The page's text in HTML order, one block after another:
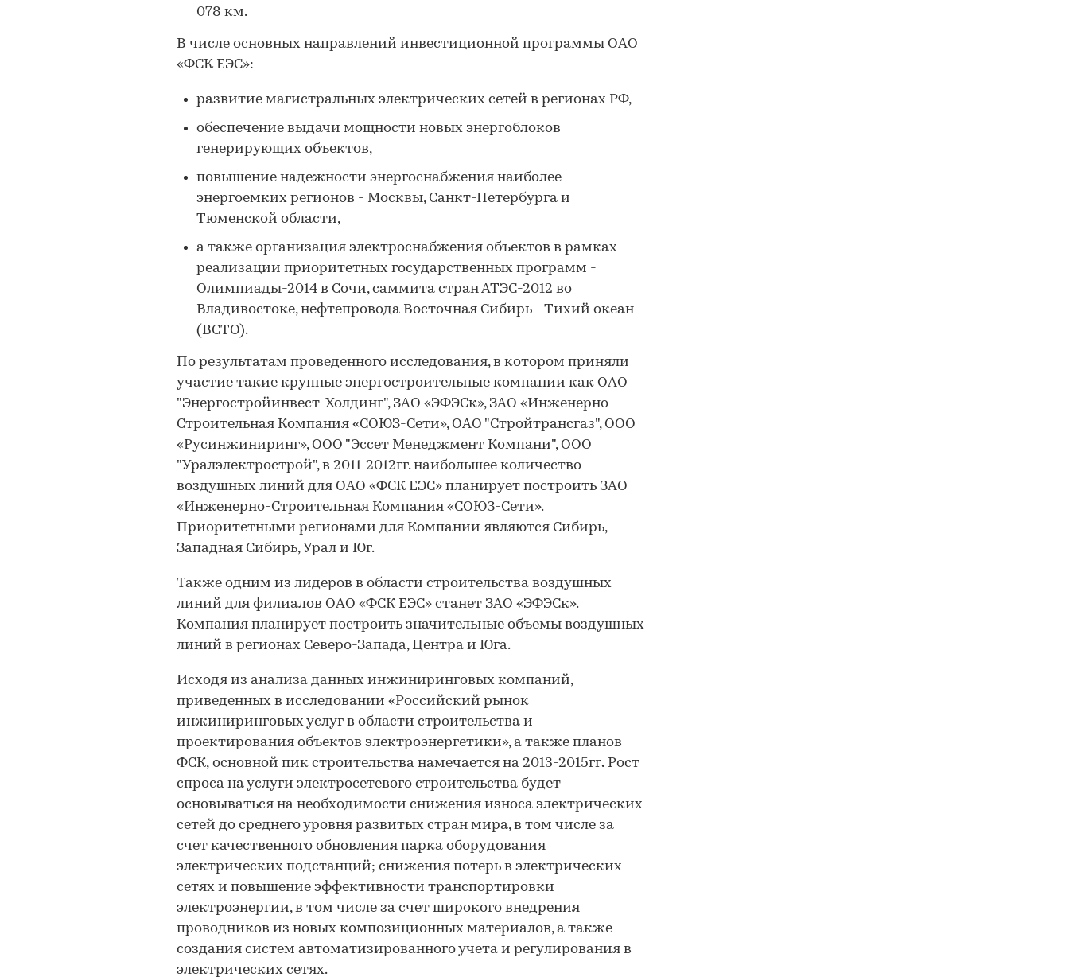
078 км.
В числе основных направлений инвестиционной программы ОАО
«ФСК ЕЭС»:
развитие магистральных электрических сетей в регионах РФ,
обеспечение выдачи мощности новых энергоблоков
генерирующих объектов,
повышение надежности энергоснабжения наиболее
энергоемких регионов - Москвы, Санкт-Петербурга и
Тюменской области,
а также организация электроснабжения объектов в рамках
реализации приоритетных государственных программ -
Олимпиады-2014 в Сочи, саммита стран АТЭС-2012 во
Владивостоке, нефтепровода Восточная Сибирь - Тихий океан
(ВСТО).
По результатам проведенного исследования, в котором приняли
участие такие крупные энергостроительные компании как ОАО
"Энергостройинвест-Холдинг", ЗАО «ЭФЭСк», ЗАО «Инженерно-
Строительная Компания «СОЮЗ-Сети», ОАО "Cтройтрансгаз", ООО
«Русинжиниринг», ООО "Эссет Менеджмент Компани", ООО
"Уралэлектрострой", в 2011-2012гг. наибольшее количество
воздушных линий для ОАО «ФСК ЕЭС» планирует построить ЗАО
«Инженерно-Строительная Компания «СОЮЗ-Сети».
Приоритетными регионами для Компании являются Сибирь,
Западная Сибирь, Урал и Юг.
Также одним из лидеров в области строительства воздушных
линий для филиалов ОАО «ФСК ЕЭС» станет ЗАО «ЭФЭСк».
Компания планирует построить значительные объемы воздушных
линий в регионах Северо-Запада, Центра и Юга.
Исходя из анализа данных инжиниринговых компаний,
приведенных в исследовании «Российский рынок
инжиниринговых услуг в области строительства и
проектирования объектов электроэнергетики», а также планов
ФСК, основной пик строительства намечается на 2013-2015гг. Рост
спроса на услуги электросетевого строительства будет
основываться на необходимости снижения износа электрических
сетей до среднего уровня развитых стран мира, в том числе за
счет качественного обновления парка оборудования
электрических подстанций; снижения потерь в электрических
сетях и повышение эффективности транспортировки
электроэнергии, в том числе за счет широкого внедрения
проводников из новых композиционных материалов, а также
создания систем автоматизированного учета и регулирования в
электрических сетях.